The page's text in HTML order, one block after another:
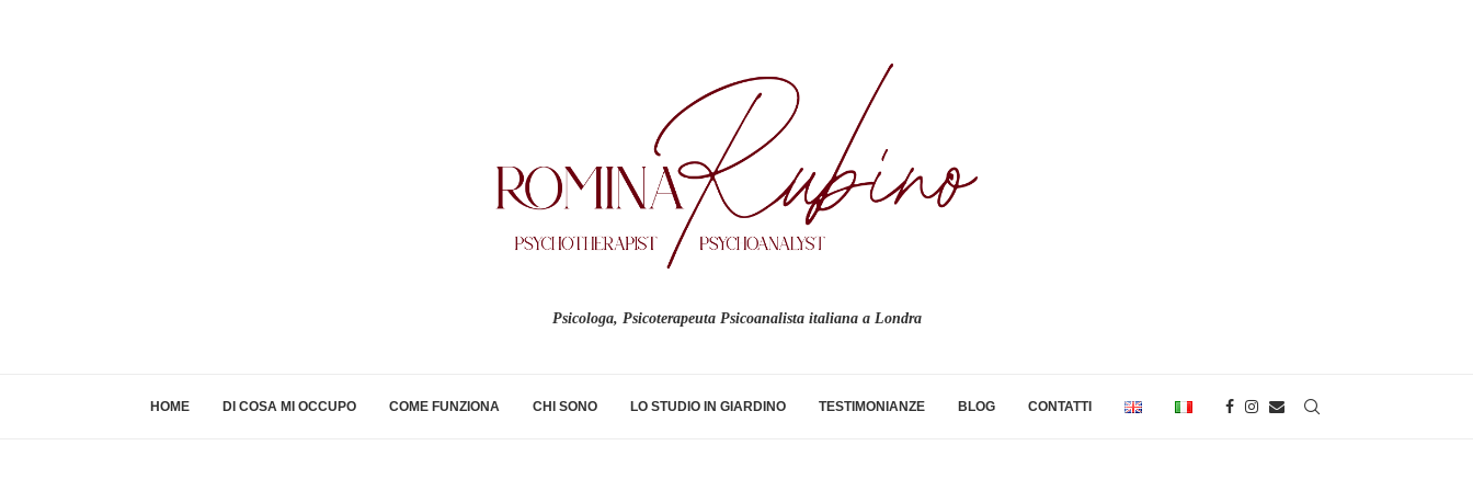
Psicologa, Psicoterapeuta Psicoanalista italiana a Londra
HOME DI COSA MI OCCUPO COME FUNZIONA CHI SONO LO STUDIO IN GIARDINO TESTIMONIANZE BLOG CONTATTI